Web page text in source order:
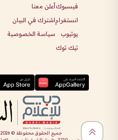
فيسبوك
انستغرام
يوتيوب
تيك توك
أعلن معنا
اشترك في البيان
سياسة الخصوصية
جميع الحقوق محفوظة ©2026